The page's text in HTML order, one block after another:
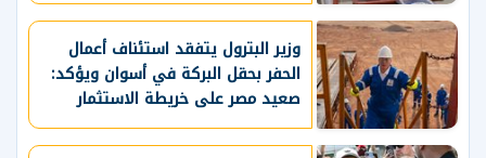
وزير البترول يتفقد استئناف أعمال
الحفر بحقل البركة في أسوان ويؤكد:
صعيد مصر على خريطة الاستثمار
البترولي